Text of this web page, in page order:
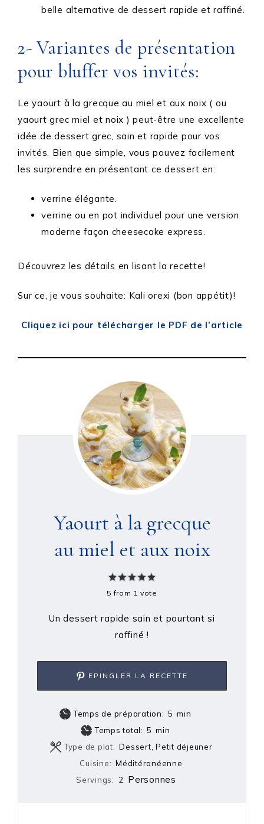
belle alternative de dessert rapide et raffiné.
2- Variantes de présentation
pour bluffer vos invités:
Le yaourt à la grecque au miel et aux noix ( ou
yaourt grec miel et noix ) peut-être une excellente
idée de dessert grec, sain et rapide pour vos
invités. Bien que simple, vous pouvez facilement
les surprendre en présentant ce dessert en:
verrine élégante.
verrine ou en pot individuel pour une version
moderne façon cheesecake express.
Découvrez les détails en lisant la recette!
Sur ce, je vous souhaite: Kali orexi (bon appétit)!
Cliquez ici pour télécharger le PDF de l’article
Yaourt à la grecque
au miel et aux noix
5 from 1 vote
Un dessert rapide sain et pourtant si
raffiné !
EPINGLER LA RECETTE
Temps de préparation: 5 min
Temps total: 5 min
Type de plat: Dessert, Petit déjeuner
Cuisine: Méditéranéenne
Servings:
2 Personnes